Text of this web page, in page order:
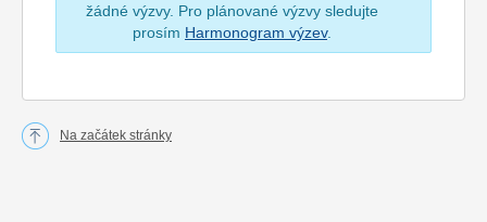
žádné výzvy. Pro plánované výzvy sledujte
prosím Harmonogram výzev.
Na začátek stránky